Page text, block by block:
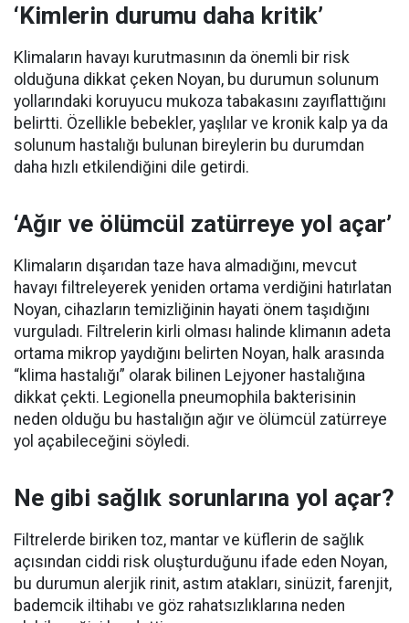
‘Kimlerin durumu daha kritik’
Klimaların havayı kurutmasının da önemli bir risk
olduğuna dikkat çeken Noyan, bu durumun solunum
yollarındaki koruyucu mukoza tabakasını zayıflattığını
belirtti. Özellikle bebekler, yaşlılar ve kronik kalp ya da
solunum hastalığı bulunan bireylerin bu durumdan
daha hızlı etkilendiğini dile getirdi.
‘Ağır ve ölümcül zatürreye yol açar’
Klimaların dışarıdan taze hava almadığını, mevcut
havayı filtreleyerek yeniden ortama verdiğini hatırlatan
Noyan, cihazların temizliğinin hayati önem taşıdığını
vurguladı. Filtrelerin kirli olması halinde klimanın adeta
ortama mikrop yaydığını belirten Noyan, halk arasında
“klima hastalığı” olarak bilinen Lejyoner hastalığına
dikkat çekti. Legionella pneumophila bakterisinin
neden olduğu bu hastalığın ağır ve ölümcül zatürreye
yol açabileceğini söyledi.
Ne gibi sağlık sorunlarına yol açar?
Filtrelerde biriken toz, mantar ve küflerin de sağlık
açısından ciddi risk oluşturduğunu ifade eden Noyan,
bu durumun alerjik rinit, astım atakları, sinüzit, farenjit,
bademcik iltihabı ve göz rahatsızlıklarına neden